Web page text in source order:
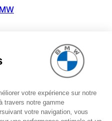
avec pompe